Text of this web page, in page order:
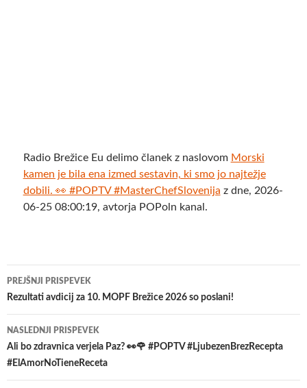
Radio Brežice Eu delimo članek z naslovom Morski
kamen je bila ena izmed sestavin, ki smo jo najtežje
dobili. 👀 #POPTV #MasterChefSlovenija z dne, 2026-
06-25 08:00:19, avtorja POPoln kanal.
Krmarjenje
po
prispevkih
PREJŠNJI PRISPEVEK
Rezultati avdicij za 10. MOPF Brežice 2026 so poslani!
NASLEDNJI PRISPEVEK
Ali bo zdravnica verjela Paz? 👀🌹 #POPTV #LjubezenBrezRecepta
#ElAmorNoTieneReceta